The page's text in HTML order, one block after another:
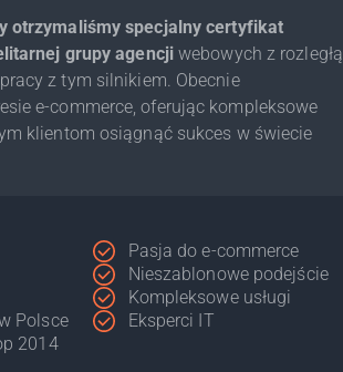
otrzymaliśmy specjalny certyfikat
grupy agencjiwebowych z rozległą
z tym silnikiem. Obecnie
e-commerce, oferując kompleksowe
klientom osiągnąć sukces w świecie
Pasja do e-commerce
Nieszablonowe podejście
Kompleksowe usługi
Polsce
Eksperci IT
2014